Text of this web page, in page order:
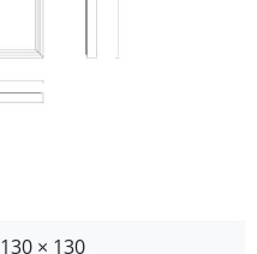
130 × 130